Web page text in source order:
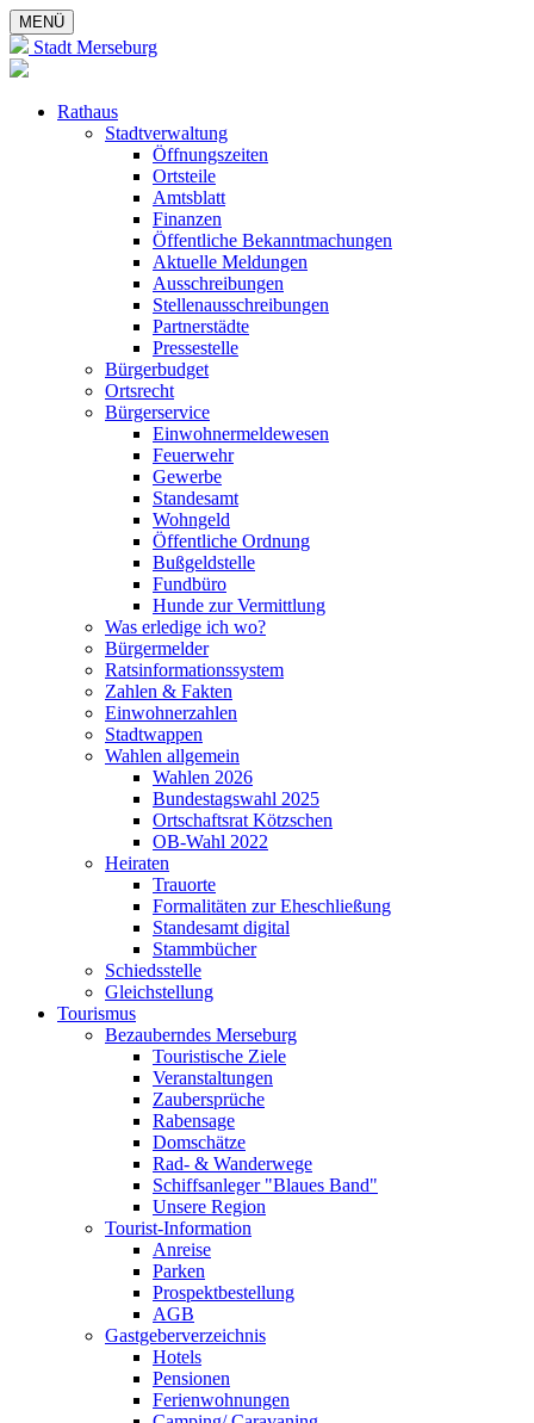
MENÜ
Stadt Merseburg
Rathaus
Stadtverwaltung
Öffnungszeiten
Ortsteile
Amtsblatt
Finanzen
Öffentliche Bekanntmachungen
Aktuelle Meldungen
Ausschreibungen
Stellenausschreibungen
Partnerstädte
Pressestelle
Bürgerbudget
Ortsrecht
Bürgerservice
Einwohnermeldewesen
Feuerwehr
Gewerbe
Standesamt
Wohngeld
Öffentliche Ordnung
Bußgeldstelle
Fundbüro
Hunde zur Vermittlung
Was erledige ich wo?
Bürgermelder
Ratsinformationssystem
Zahlen & Fakten
Einwohnerzahlen
Stadtwappen
Wahlen allgemein
Wahlen 2026
Bundestagswahl 2025
Ortschaftsrat Kötzschen
OB-Wahl 2022
Heiraten
Trauorte
Formalitäten zur Eheschließung
Standesamt digital
Stammbücher
Schiedsstelle
Gleichstellung
Tourismus
Bezauberndes Merseburg
Touristische Ziele
Veranstaltungen
Zaubersprüche
Rabensage
Domschätze
Rad- & Wanderwege
Schiffsanleger "Blaues Band"
Unsere Region
Tourist-Information
Anreise
Parken
Prospektbestellung
AGB
Gastgeberverzeichnis
Hotels
Pensionen
Ferienwohnungen